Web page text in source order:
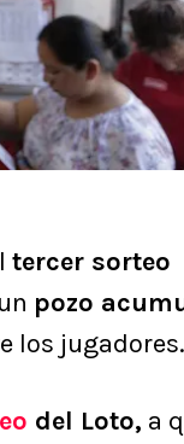
tercer sorteo
pozo
los jugadores.
del Loto, a